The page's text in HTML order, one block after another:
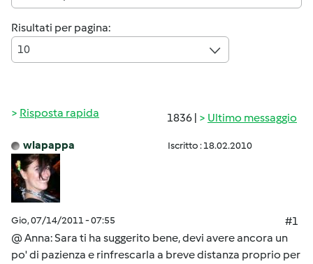
Risultati per pagina:
10
1836 | Ultimo messaggio
Risposta rapida
wlapappa Iscritto : 18.02.2010
Gio, 07/14/2011 - 07:55
#1
@ Anna: Sara ti ha suggerito bene, devi avere ancora un
po' di pazienza e rinfrescarla a breve distanza proprio per